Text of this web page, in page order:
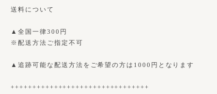
送料について
▲全国一律300円
※配送方法ご指定不可
▲追跡可能な配送方法をご希望の方は1000円となります
++++++++++++++++++++++++++++++++